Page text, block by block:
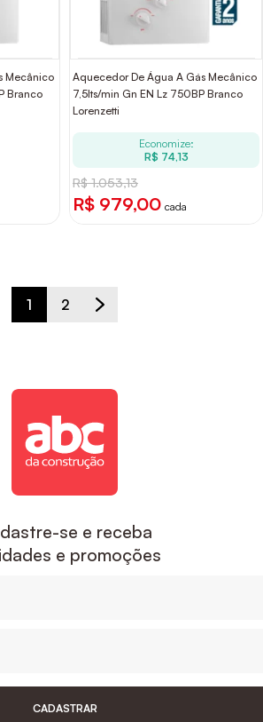
Mecânico
Branco
Aquecedor De Água A Gás Mecânico
7,5lts/min Gn EN Lz 750BP Branco
Lorenzetti
Economize:
R$ 74,13
R$ 1.053,13
R$ 979,00 cada
1 2
se e receba
e promoções
CADASTRAR